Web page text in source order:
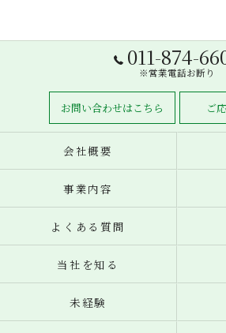
011-874-
※営業電話お断り
お問い合わせはこちら ご
会社概要
事業内容
よくある質問
当社を知る
未経験